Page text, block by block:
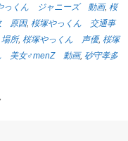
っくん ジャニーズ 動画, 桜
原因, 桜塚やっくん 交通事
所, 桜塚やっくん 声優, 桜塚
美女♂menZ 動画, 砂守孝多